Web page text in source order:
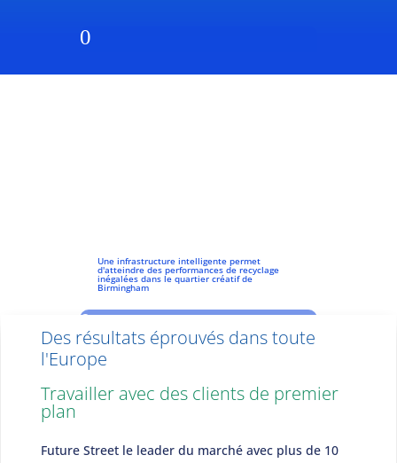
0
Une infrastructure intelligente permet
d'atteindre des performances de recyclage
inégalées dans le quartier créatif de
Birmingham
0
Des résultats éprouvés dans toute
l'Europe
Travailler avec des clients de premier
plan
Future Street le leader du marché avec plus de 10